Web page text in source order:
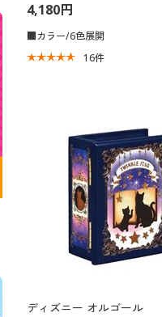
4,180円
■カラー/6色展開
16件
ディズニー オルゴール